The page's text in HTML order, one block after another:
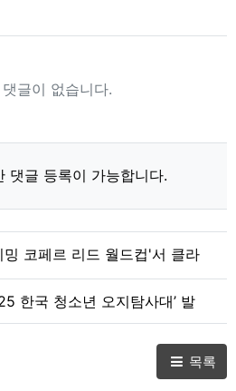
글이 없습니다.
댓글 등록이 가능합니다.
밍 코페르 리드 월드컵'서 클라
현 은메달 획득! -서채현 리드
랭킹 2위
한국 청소년 오지탐사대’ 발
목록